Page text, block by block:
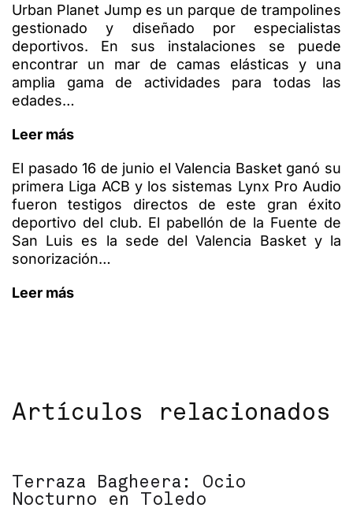
Urban Planet Jump es un parque de trampolines
gestionado y diseñado por especialistas
deportivos. En sus instalaciones se puede
encontrar un mar de camas elásticas y una
amplia gama de actividades para todas las
edades…
Leer más
El pasado 16 de junio el Valencia Basket ganó su
primera Liga ACB y los sistemas Lynx Pro Audio
fueron testigos directos de este gran éxito
deportivo del club. El pabellón de la Fuente de
San Luis es la sede del Valencia Basket y la
sonorización…
Leer más
Artículos relacionados
Terraza Bagheera: Ocio
Nocturno en Toledo